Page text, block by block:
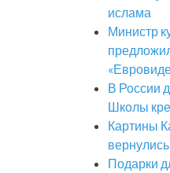
ислама
Министр
В России
Школы
Картины
Подарки